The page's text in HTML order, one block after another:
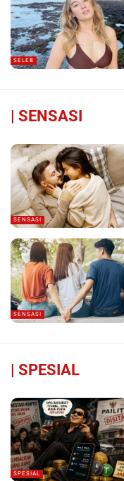
SELEB
| SENSASI
SENSASI
SENSASI
| SPESIAL
SPESIAL